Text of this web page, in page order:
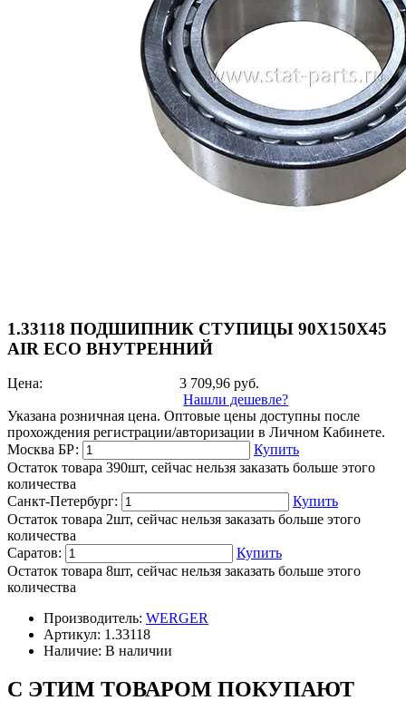
1.33118 ПОДШИПНИК СТУПИЦЫ 90X150X45
AIR ECO ВНУТРЕННИЙ
Цена: 3 709,96руб.
Нашли дешевле?
Указана розничная цена. Оптовые цены доступны после
прохождения регистрации/авторизации в Личном Кабинете.
Москва БР:
Купить
Остаток товара 390шт, сейчас нельзя заказать больше этого
количества
Санкт-Петербург:
Купить
Остаток товара 2шт, сейчас нельзя заказать больше этого
количества
Саратов:
Купить
Остаток товара 8шт, сейчас нельзя заказать больше этого
количества
Производитель: WERGER
Артикул: 1.33118
Наличие: В наличии
С ЭТИМ ТОВАРОМ ПОКУПАЮТ